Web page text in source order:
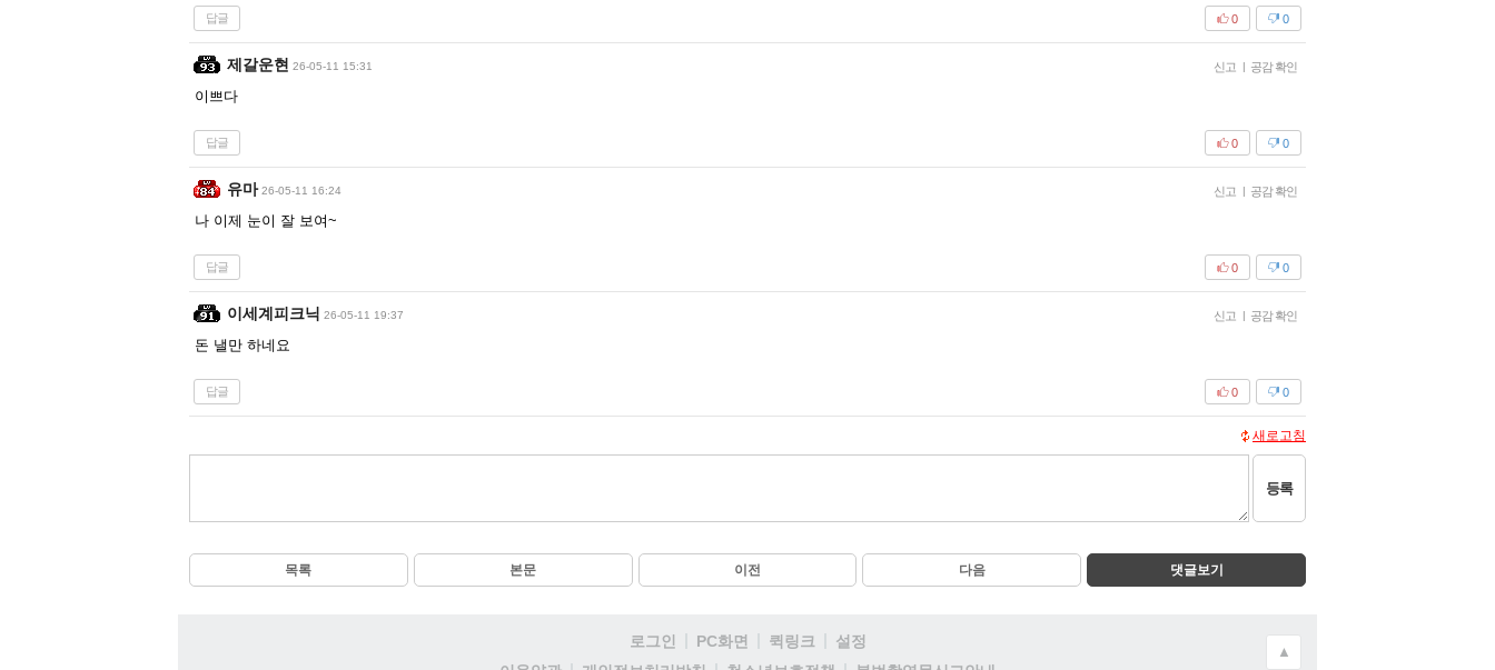
답글 0
0
제갈운현 26-05-11 15:31 신고 | 공감 확인
이쁘다
답글 0
0
유마 26-05-11 16:24 신고 | 공감 확인
나 이제 눈이 잘 보여~
답글 0
0
이세계피크닉 26-05-11 19:37 신고 | 공감 확인
돈 낼만 하네요
답글 0
0
새로고침
등록
목록 본문 이전 다음 댓글보기
로그인 PC화면 퀵링크
설정
▲